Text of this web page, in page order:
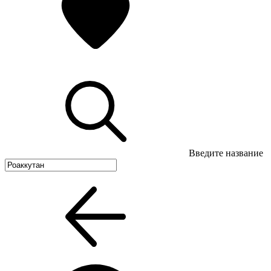
Введите название